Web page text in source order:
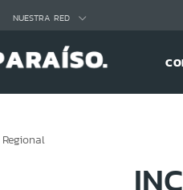
NUESTRA RED
Regional